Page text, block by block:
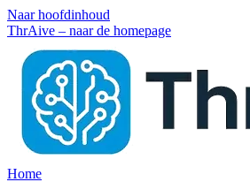
Naar hoofdinhoud
ThrAive – naar de homepage
Home